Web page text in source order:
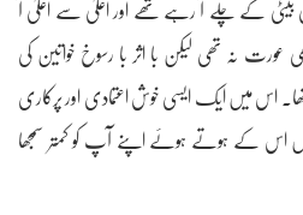
کے چلے آ رہے تھے اور اعلیٰ سے اعلیٰ آ
نہ تھی لیکن با اثر با رسوخ خواتین کی
اس میں ایک ایسی خوش اعتمادی اور پرکاری
اس کے ہوتے ہوئے اپنے آپ کو کمتر سمجھا